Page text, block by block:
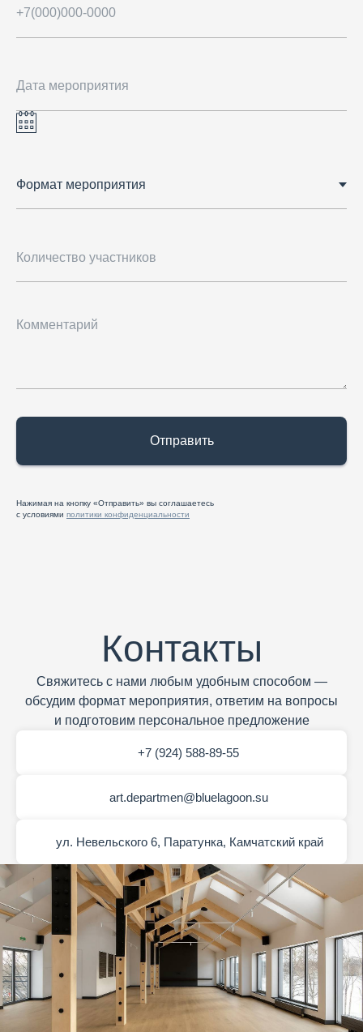
Отправить
Нажимая на кнопку «Отправить» вы соглашаетесь
с условиями политики конфиденциальности
Контакты
Свяжитесь с нами любым удобным способом —
обсудим формат мероприятия, ответим на вопросы
и подготовим персональное предложение
+7 (924) 588-89-55
art.departmen@bluelagoon.su
ул. Невельского 6, Паратунка, Камчатский край